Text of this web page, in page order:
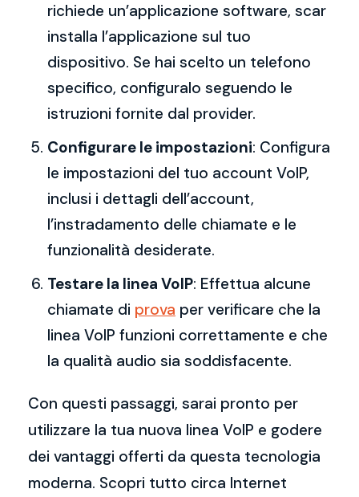
richiede un’applicazione software, scar
installa l’applicazione sul tuo
dispositivo. Se hai scelto un telefono
specifico, configuralo seguendo le
istruzioni fornite dal provider.
Configurare le impostazioni: Configura
le impostazioni del tuo account VoIP,
inclusi i dettagli dell’account,
l’instradamento delle chiamate e le
funzionalità desiderate.
Testare la linea VoIP: Effettua alcune
chiamate di prova per verificare che la
linea VoIP funzioni correttamente e che
la qualità audio sia soddisfacente.
Con questi passaggi, sarai pronto per
utilizzare la tua nuova linea VoIP e godere
dei vantaggi offerti da questa tecnologia
moderna. Scopri tutto circa Internet